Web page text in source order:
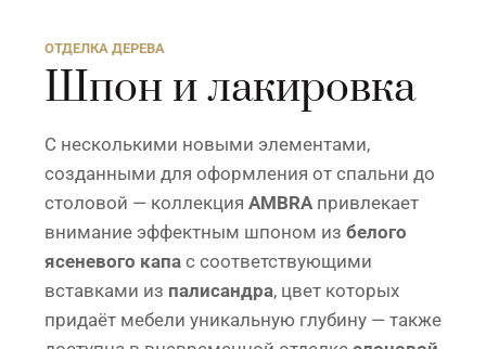
ОТДЕЛКА ДЕРЕВА
Шпон и лакировка
С несколькими новыми элементами,
созданными для оформления от спальни до
столовой — коллекция AMBRAпривлекает
внимание эффектным шпоном из белого
ясеневого капа с соответствующими
вставками из палисандра, цвет которых
придаёт мебели уникальную глубину — также